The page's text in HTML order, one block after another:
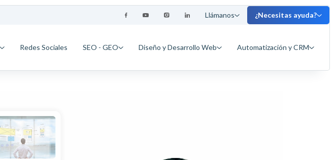
Llámanos ¿Necesitas ayuda?
Redes Sociales SEO - GEO Diseño y Desarrollo Web Automatización y CRM